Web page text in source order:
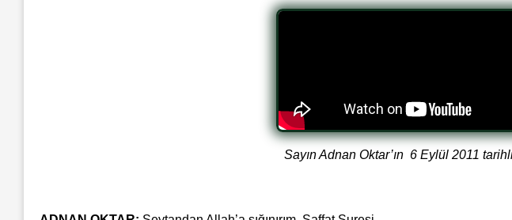
Sayın Adnan Oktar’ın 6 Eylül 2011